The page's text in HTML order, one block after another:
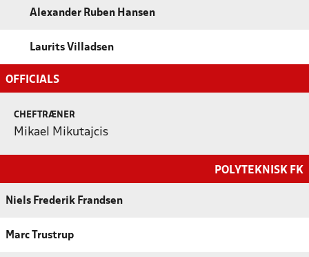
Alexander Ruben Hansen
Laurits Villadsen
OFFICIALS
CHEFTRÆNER
Mikael Mikutajcis
POLYTEKNISK FK
Niels Frederik Frandsen
Marc Trustrup